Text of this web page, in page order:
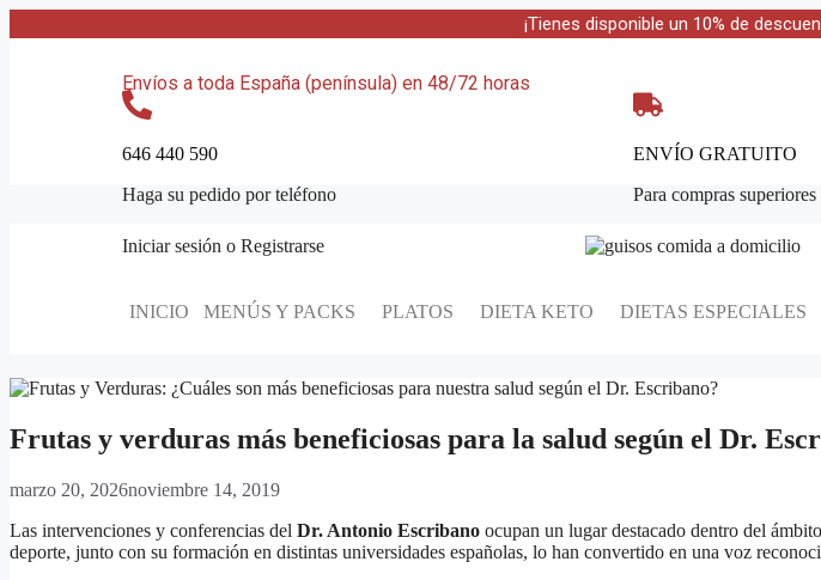
¡Tienes disponible un 10% de
Envíos a toda España (península) en 48/72 horas
646 440 590
Haga su pedido por teléfono
ENVÍO GRATUITO
Para compras superiores
Iniciar sesión o Registrarse
INICIO MENÚS Y PACKS PLATOS DIETA KETO DIETAS ESPECIALES
Frutas y verduras más beneficiosas para la salud según el Dr.
marzo 20, 2026noviembre 14, 2019
Las intervenciones y conferencias del Dr. Antonio Escribano ocupan un lugar destacado dentro del
deporte, junto con su formación en distintas universidades españolas, lo han convertido en una voz